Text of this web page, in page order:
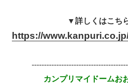
▼詳しくはこち
https://
カンプリマイドームお